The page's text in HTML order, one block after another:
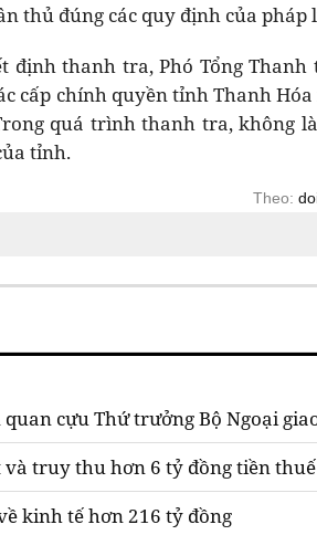
thủ đúng các quy định của pháp
định thanh tra, Phó Tổng
cấp chính quyền tỉnh Thanh
quá trình thanh tra, không
tỉnh.
Theo:
cựu Thứ trưởng Bộ Ngoại
truy thu hơn 6 tỷ đồng tiền thuế
kinh tế hơn 216 tỷ đồng